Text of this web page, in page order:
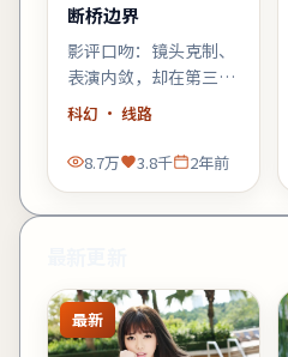
断桥边界
影评口吻：镜头克制、
表演内敛，却在第三幕
用一场雨戏把张力推到
顶点——河正宇的细微
表情值得二刷。
科幻 · 线路
8.7万 3.8千 2年前
最新